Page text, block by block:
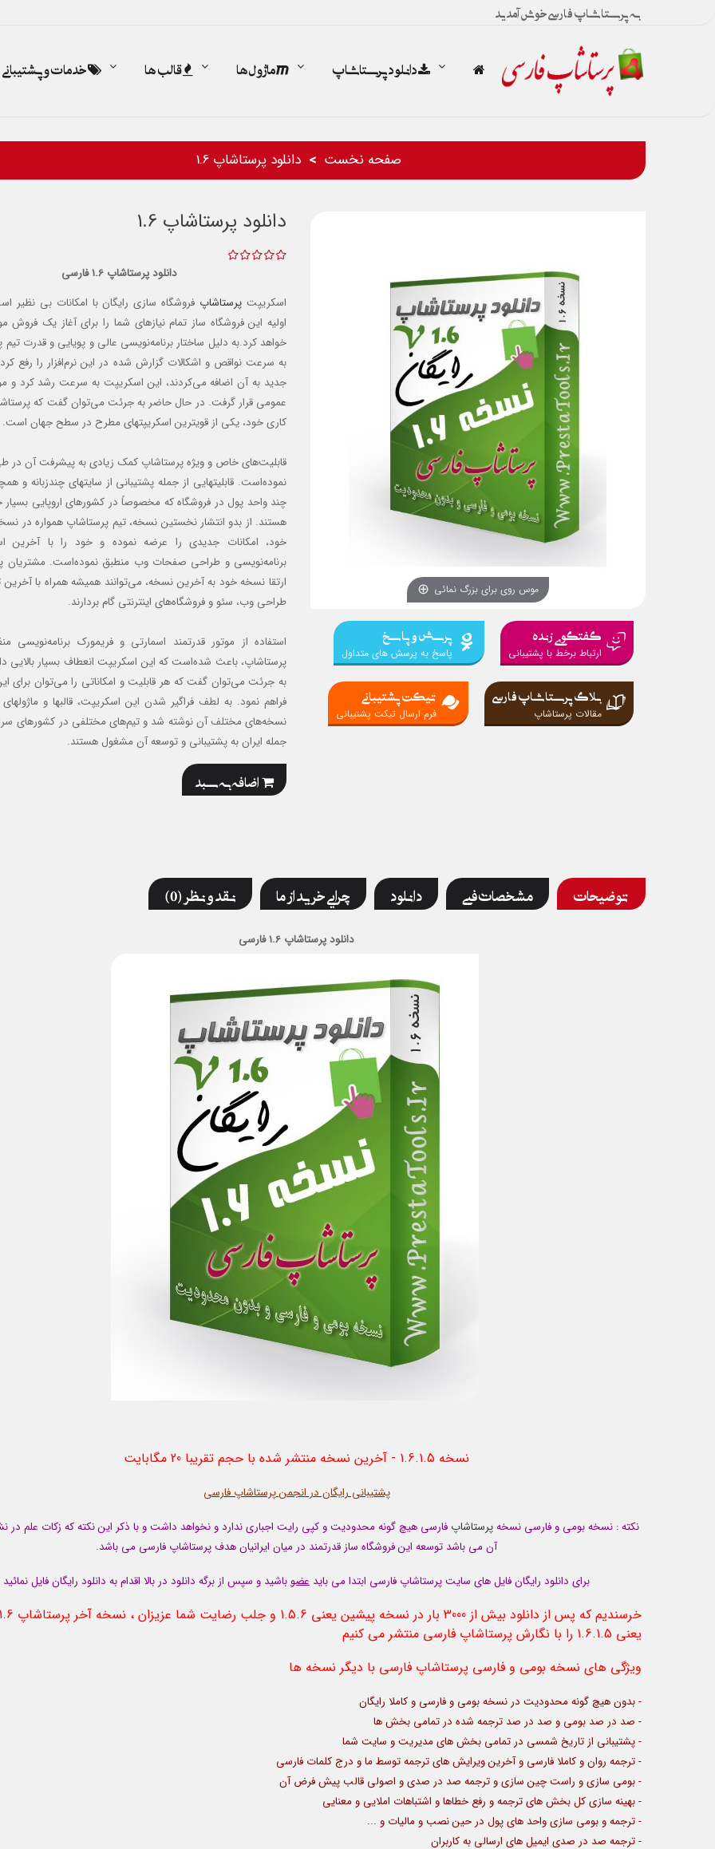
به پرستاشاپ فارسی خوش آمدید
دانلود پرستاشاپ ماژول ها قالب ها خدمات و پشتیبانی
صفحه نخست دانلود پرستاشاپ 1.6
موس روی برای بزرگ نمائی
گفتگوی زنده
ارتباط برخط با پشتیبانی
پرسش و پاسخ
پاسخ به پرسش های متداول
بلاگ پرستاشاپ فارسی
مقالات پرستاشاپ
تیکت پشتیبانی
فرم ارسال تیکت پشتیبانی
دانلود پرستاشاپ 1.6
دانلود پرستاشاپ 1.6 فارسی
اسکریپت پرستاشاپ فروشگاه سازی رایگان با امکانات بی نظیر
اولیه این فروشگاه ساز تمام نیازهای شما را برای آغاز یک فروش
خواهد کرد.به دلیل ساختار برنامه‌نویسی عالی و پویایی و قدرت تیم
به سرعت نواقص و اشکالات گزارش شده در این نرم‌افزار را رفع
جدید به آن اضافه می‌کردند، این اسکریپت به سرعت رشد کرد و
عمومی قرار گرفت. در حال حاضر به جرئت می‌توان گفت که
کاری خود، یکی از قویترین اسکریپتهای مطرح در سطح جهان است.
قابلیت‌های خاص و ویژه پرستاشاپ کمک زیادی به پیشرفت آن در
نموده‌است. قابلیتهایی از جمله پشتیبانی از سایتهای چندزبانه و
چند واحد پول در فروشگاه که مخصوصاً در کشورهای اروپایی بسیار
هستند. از بدو انتشار نخستین نسخه، تیم پرستاشاپ همواره در
خود، امکانات جدیدی را عرضه نموده و خود را با آخرین
برنامه‌نویسی و طراحی صفحات وب منطبق نموده‌است. مشتریان
ارتقا نسخه خود به آخرین نسخه، می‌توانند همیشه همراه با آخرین
طراحی وب، سئو و فروشگاه‌های اینترنتی گام بردارند.
استفاده از موتور قدرتمند اسمارتی و فریمورک برنامه‌نویسی
پرستاشاپ، باعث شده‌است که این اسکریپت انعطاف بسیار بالایی
به جرئت می‌توان گفت که هر قابلیت و امکاناتی را می‌توان برای
فراهم نمود. به لطف فراگیر شدن این اسکریپت، قالبها و
نسخه‌های مختلف آن نوشته شد و تیم‌های مختلفی در کشورهای
جمله ایران به پشتیبانی و توسعه آن مشغول هستند.
اضافه به سبد
توضیحات مشخصات فنی دانلود چرایی خرید از ما نقد و نظر (0)
دانلود پرستاشاپ 1.6 فارسی
نسخه 1.6.1.5 - آخرین نسخه منتشر شده با حجم تقریبا 20 مگابایت
پشتیبانی رایگان در انجمن پرستاشاپ فارسی
نکته : نسخه بومی و فارسی نسخهپرستاشاپ فارسی هیچ گونه محدودیت و کپی رایت اجباری ندارد و نخواهد داشت و با ذکر این نکته که زکات علم در
آن می باشد توسعه این فروشگاه ساز قدرتمند در میان ایرانیان هدف پرستاشاپ فارسی می باشد.
برای دانلود رایگان فایل های سایت پرستاشاپ فارسی ابتدا می باید عضوباشید و سپس از برگه دانلود در بالا اقدام به دانلود رایگان فایل نمائید
خرسندیم که پس از دانلود بیش از 3000 بار در نسخه پیشین یعنی 1.5.6 و جلب رضایت شما عزیزان ، نسخه آخر پرستاشاپ 1.6
یعنی 1.6.1.5 را با نگارش پرستاشاپ فارسی منتشر می کنیم
ویژگی های نسخه بومی و فارسی پرستاشاپ فارسی با دیگر نسخه ها
- بدون هیچ گونه محدودیت در نسخه بومی و فارسی و کاملا رایگان
- صد در صد بومی و صد در صد ترجمه شده در تمامی بخش ها
- پشتیبانی از تاریخ شمسی در تمامی بخش های مدیریت و سایت شما
- ترجمه روان و کاملا فارسی و آخرین ویرایش های ترجمه توسط ما و درج کلمات فارسی
- بومی سازی و راست چین سازی و ترجمه صد در صدی و اصولی قالب پیش فرض آن
- بهینه سازی کل بخش های ترجمه و رفع خطاها و اشتباهات املایی و معنایی
- ترجمه و بومی سازی واحد های پول در حین نصب و مالیات و ...
- ترجمه صد در صدی ایمیل های ارسالی به کاربران